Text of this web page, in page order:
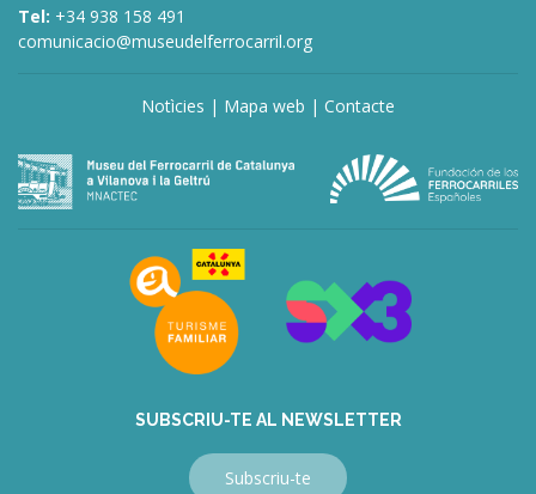
Tel: +34 938 158 491
comunicacio@museudelferrocarril.org
Notìcies | Mapa web | Contacte
deneme
bonusu
SUBSCRIU-TE AL NEWSLETTER
Subscriu-te